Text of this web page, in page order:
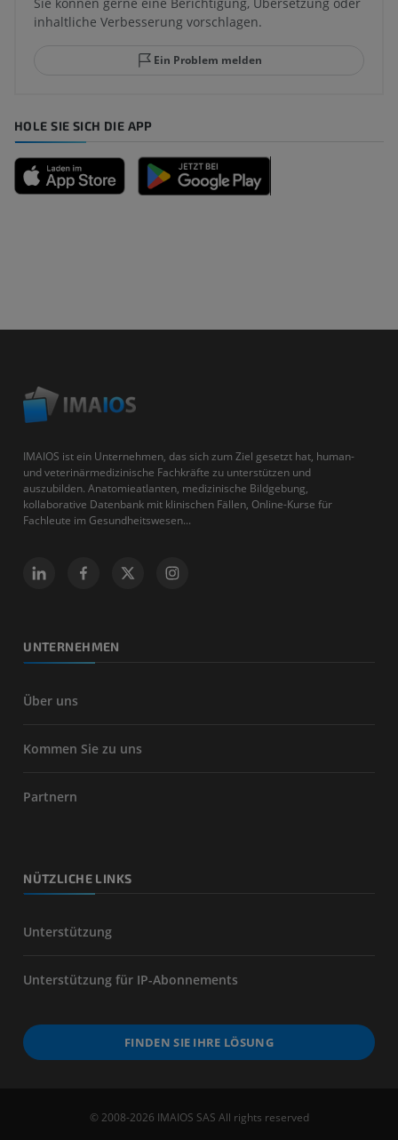
inhaltliche Verbesserung vorschlagen.
Ein Problem melden
HOLE SIE SICH DIE APP
IMAIOS ist ein Unternehmen, das sich zum Ziel gesetzt hat, human-
und veterinärmedizinische Fachkräfte zu unterstützen und
auszubilden. Anatomieatlanten, medizinische Bildgebung,
kollaborative Datenbank mit klinischen Fällen, Online-Kurse für
Fachleute im Gesundheitswesen...
UNTERNEHMEN
Über uns
Kommen Sie zu uns
Partnern
NÜTZLICHE LINKS
Unterstützung
Unterstützung für IP-Abonnements
FINDEN SIE IHRE LÖSUNG
© 2008-2026 IMAIOS SAS All rights reserved